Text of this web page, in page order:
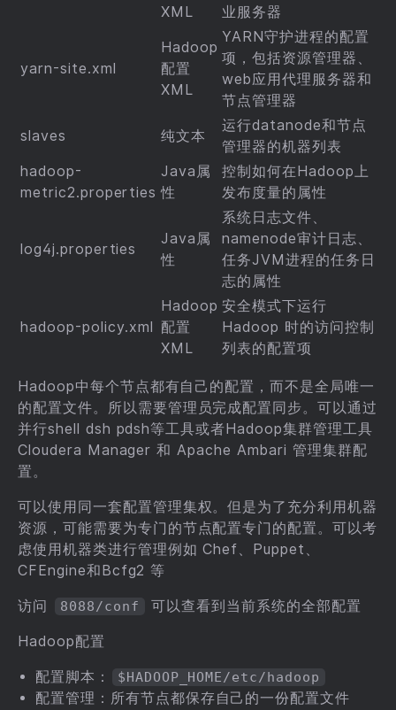
XML
业服务器
yarn-site.xml
Hadoop
配置
XML
YARN守护进程的配置
项，包括资源管理器、
web应用代理服务器和
节点管理器
slaves 纯文本
运行datanode和节点
管理器的机器列表
hadoop-
metric2.properties
Java属
性
控制如何在Hadoop上
发布度量的属性
log4j.properties
Java属
性
系统日志文件、
namenode审计日志、
任务JVM进程的任务日
志的属性
hadoop-policy.xml
Hadoop
配置
XML
安全模式下运行
Hadoop 时的访问控制
列表的配置项
Hadoop中每个节点都有自己的配置，而不是全局唯一
的配置文件。所以需要管理员完成配置同步。可以通过
并行shell dsh pdsh等工具或者Hadoop集群管理工具
Cloudera Manager 和 Apache Ambari 管理集群配
置。
可以使用同一套配置管理集权。但是为了充分利用机器
资源，可能需要为专门的节点配置专门的配置。可以考
虑使用机器类进行管理例如 Chef、Puppet、
CFEngine和Bcfg2 等
访问 8088/conf 可以查看到当前系统的全部配置
Hadoop配置
配置脚本： $HADOOP_HOME/etc/hadoop
配置管理：所有节点都保存自己的一份配置文件